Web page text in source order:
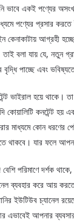
ভাবে একই পণ্যের
পণ্যের প্রসার করতে
আগ্রহী
বলা যায় যে, নতুন
বৃদ্ধি পাচ্ছে এবং
ভাইরাল হয়ে থাকে।
কোয়ালিটি কনটেন্ট হয়
মাধ্যমে কোন ধরণের
থাকবে। যার ফলে
পরিমাণে দর্শক
ব্যবহার করে আয়
ইউটিউব চ্যানেল
এভাবেই আপনার ব্যবসার